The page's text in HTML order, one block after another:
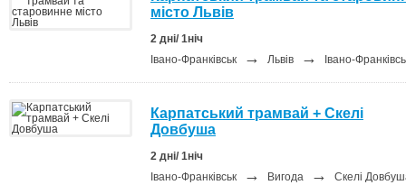
місто Львів
2 дні/ 1ніч
Івано-Франківськ
→ Львів → Івано-
Карпатський трамвай + Скелі
Довбуша
2 дні/ 1ніч
Івано-Франківськ
→ Вигода → Скелі